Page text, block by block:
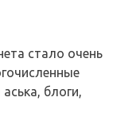
стало очень
блоги,